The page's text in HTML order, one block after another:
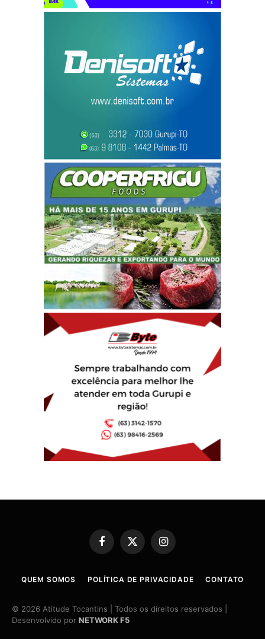
Facebook
X
(Twitter)
Instagram
QUEM SOMOS POLÍTICA DE PRIVACIDADE CONTATO
© 2026 Atitude Tocantins | Todos os direitos reservados |
Desenvolvido por NETWORK F5